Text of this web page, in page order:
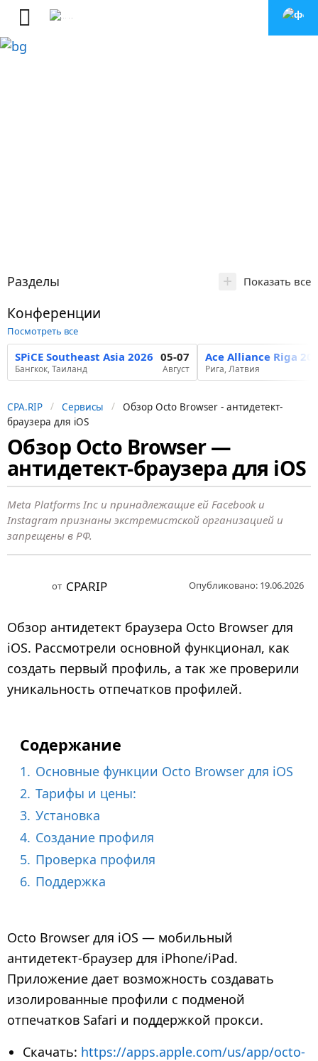
Разделы + Показать все
Конференции
Посмотреть все
SPiCE Southeast Asia 2026
Бангкок, Таиланд
05-07
Август
Ace Alliance Riga
Рига, Латвия
CPA.RIP Сервисы
Обзор Octo Browser - антидетект-
браузера для iOS
2
м
е
с
я
ц
а
а
д
2
м
Обзор Octo Browser —
антидетект-браузера для iOS
Meta Platforms Inc и принадлежащие ей Facebook и
Instagram признаны экстремистской организацией и
запрещены в РФ.
от CPARIP Опубликовано: 19.06.2026
Обзор антидетект браузера Octo Browser для
iOS. Рассмотрели основной функционал, как
создать первый профиль, а так же проверили
уникальность отпечатков профилей.
Содержание
1. Основные функции Octo Browser для iOS
2. Тарифы и цены:
3. Установка
4. Создание профиля
5. Проверка профиля
6. Поддержка
Octo Browser для iOS — мобильный
антидетект-браузер для iPhone/iPad.
Приложение дает возможность создавать
изолированные профили с подменой
отпечатков Safari и поддержкой прокси.
Скачать: https://apps.apple.com/us/app/octo-